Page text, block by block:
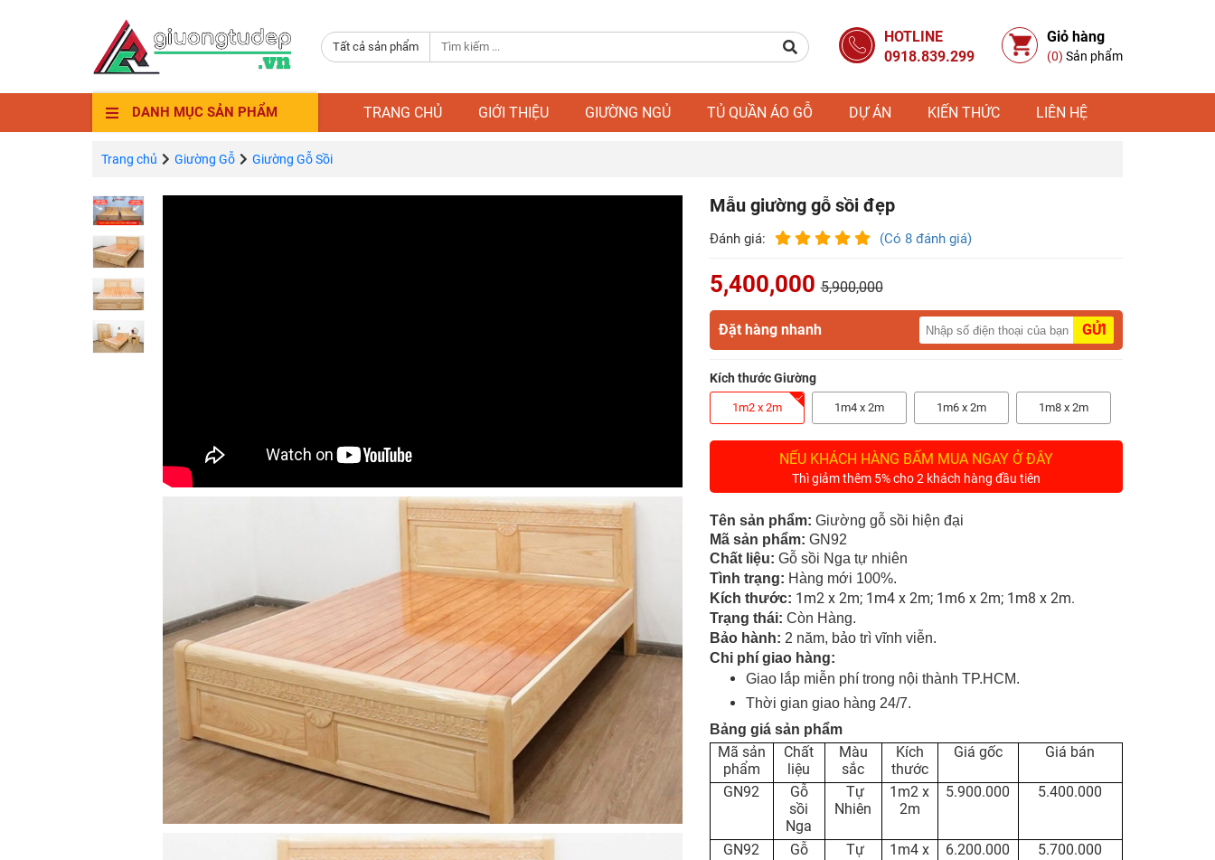
Tất cả sản phẩm
HOTLINE
0918.839.299
Giỏ hàng
(0) Sản phẩm
DANH MỤC SẢN PHẨM TRANG CHỦ GIỚI THIỆU GIƯỜNG NGỦ TỦ QUẦN ÁO GỖ DỰ ÁN KIẾN THỨC LIÊN HỆ
Trang chủ Giường Gỗ Giường Gỗ Sồi
Mẫu giường gỗ sồi đẹp
Đánh giá: (Có 8 đánh giá)
5,400,0005,900,000
Đặt hàng nhanh GỬI
Kích thước Giường
1m2 x 2m 1m4 x 2m 1m6 x 2m 1m8 x 2m
NẾU KHÁCH HÀNG BẤM MUA NGAY Ở ĐÂY
Thì giảm thêm 5% cho 2 khách hàng đầu tiên
Tên sản phẩm: Giường gỗ sồi hiện đại
Mã sản phẩm: GN92
Chất liệu: Gỗ sồi Nga tự nhiên
Tình trạng: Hàng mới 100%.
Kích thước: 1m2 x 2m; 1m4 x 2m; 1m6 x 2m; 1m8 x 2m.
Trạng thái: Còn Hàng.
Bảo hành: 2 năm, bảo trì vĩnh viễn.
Chi phí giao hàng:
Giao lắp miễn phí trong nội thành TP.HCM.
Thời gian giao hàng 24/7.
Bảng giá sản phẩm
Mã sản
phẩm
Chất
liệu
Màu
sắc
Kích
thước
Giá gốc Giá bán
GN92
Gỗ
sồi
Nga
Tự
Nhiên
1m2 x
2m
5.900.000 5.400.000
GN92
Gỗ
Tự
1m4 x
6.200.000 5.700.000